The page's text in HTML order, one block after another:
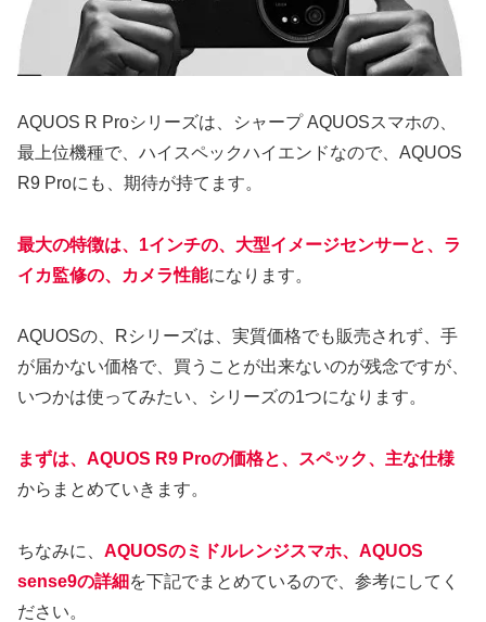
AQUOS R Proシリーズは、シャープ AQUOSスマホの、
最上位機種で、ハイスペックハイエンドなので、AQUOS
R9 Proにも、期待が持てます。
最大の特徴は、1インチの、大型イメージセンサーと、ラ
イカ監修の、カメラ性能になります。
AQUOSの、Rシリーズは、実質価格でも販売されず、手
が届かない価格で、買うことが出来ないのが残念ですが、
いつかは使ってみたい、シリーズの1つになります。
まずは、AQUOS R9 Proの価格と、スペック、主な仕様
からまとめていきます。
ちなみに、 AQUOSのミドルレンジスマホ、AQUOS
sense9の詳細 を下記でまとめているので、参考にしてく
ださい。